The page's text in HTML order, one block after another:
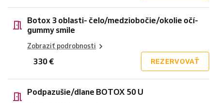
Botox 3 oblasti- čelo/medziobočie/okolie očí-
gummy smile
Zobraziť podrobnosti
330 € REZERVOVAŤ
Podpazušie/dlane BOTOX 50 U